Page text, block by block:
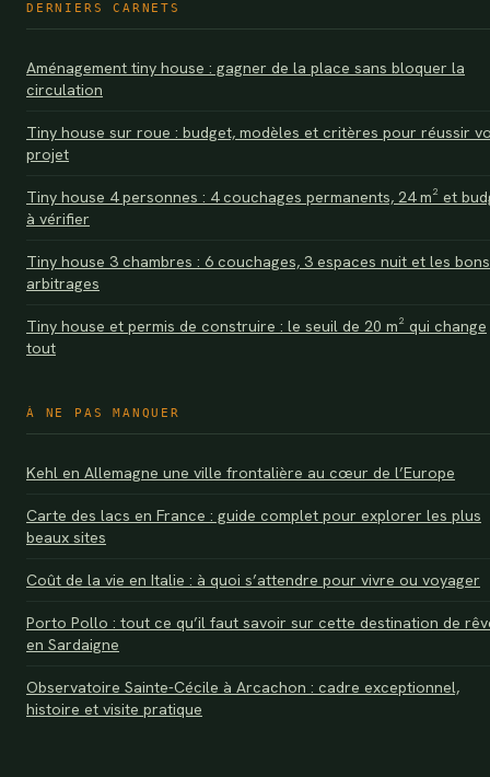
DERNIERS CARNETS
Aménagement tiny house : gagner de la place sans bloquer la
circulation
Tiny house sur roue : budget, modèles et critères pour réussir
projet
Tiny house 4 personnes : 4 couchages permanents, 24 m² et
à vérifier
Tiny house 3 chambres : 6 couchages, 3 espaces nuit et les bons
arbitrages
Tiny house et permis de construire : le seuil de 20 m² qui change
tout
À NE PAS MANQUER
Kehl en Allemagne une ville frontalière au cœur de l’Europe
Carte des lacs en France : guide complet pour explorer les plus
beaux sites
Coût de la vie en Italie : à quoi s’attendre pour vivre ou voyager
Porto Pollo : tout ce qu’il faut savoir sur cette destination de
en Sardaigne
Observatoire Sainte-Cécile à Arcachon : cadre exceptionnel,
histoire et visite pratique